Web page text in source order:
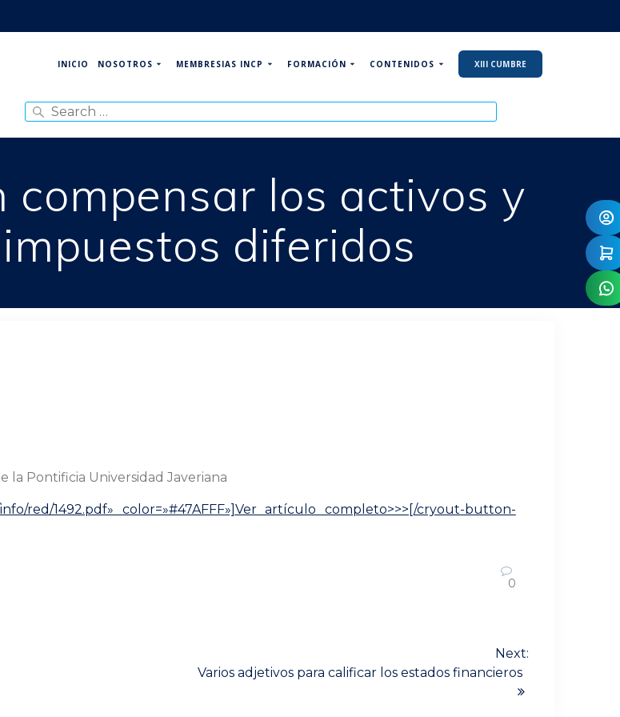
INICIO NOSOTROS MEMBRESIAS INCP FORMACIÓN CONTENIDOS XIII CUMBRE
for:
compensar los activos y
diferidos
la Pontificia Universidad Javeriana
red/1492.pdf» color=»#47AFFF»]Ver artículo completo>>>[/cryout-button-
0
Next:
Varios adjetivos para calificar los estados financieros